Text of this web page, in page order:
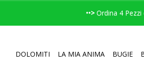
••> Ordina 4
DOLOMITI LA MIA ANIMA BUGIE